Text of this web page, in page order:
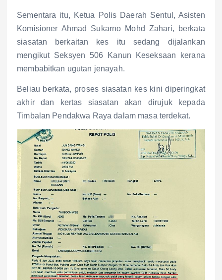
Sementara itu, Ketua Polis Daerah Sentul, Asisten
Komisioner Ahmad Sukarno Mohd Zahari, berkata
siasatan berkaitan kes itu sedang dijalankan
mengikut Seksyen 506 Kanun Keseksaan kerana
membabitkan ugutan jenayah.
Beliau berkata, proses siasatan kes kini diperingkat
akhir dan kertas siasatan akan dirujuk kepada
Timbalan Pendakwa Raya dalam masa terdekat.